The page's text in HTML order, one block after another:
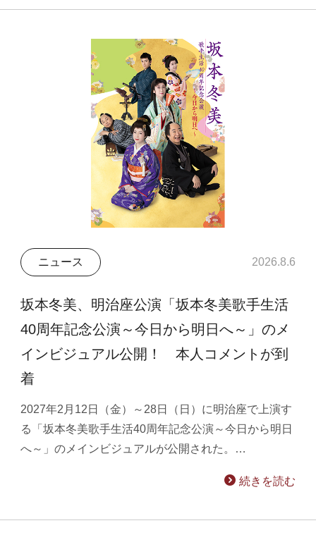
ニュース 2026.8.6
坂本冬美、明治座公演「坂本冬美歌手生活
40周年記念公演～今日から明日へ～」のメ
インビジュアル公開！ 本人コメントが到
着
2027年2月12日（金）～28日（日）に明治座で上演す
る「坂本冬美歌手生活40周年記念公演～今日から明日
へ～」のメインビジュアルが公開された。…
続きを読む